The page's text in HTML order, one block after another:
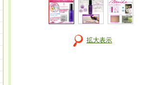
拡大表示